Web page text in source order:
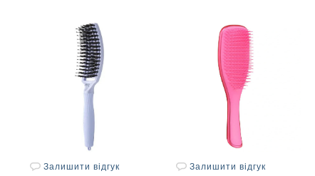
Залишити відгук Залишити відгук